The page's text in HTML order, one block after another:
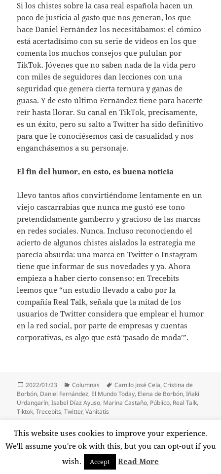
Si los chistes sobre la casa real española hacen un
poco de justicia al gasto que nos generan, los que
hace Daniel Fernández los necesitábamos: el cómico
está acertadísimo con su serie de vídeos en los que
comenta los muchos consejos que pululan por
TikTok. Jóvenes que no saben nada de la vida pero
con miles de seguidores dan lecciones con una
seguridad que genera cierta ternura y ganas de
guasa. Y de esto último Fernández tiene para hacerte
reír hasta llorar. Su canal en TikTok, precisamente,
es un éxito, pero su salto a Twitter ha sido definitivo
para que le conociésemos casi de casualidad y nos
enganchásemos a su personaje.
El fin del humor, en esto, es buena noticia
Llevo tantos años convirtiéndome lentamente en un
viejo cascarrabias que nunca me gustó ese tono
pretendidamente gamberro y gracioso de las marcas
en redes sociales. Nunca. Incluso reconociendo el
acierto de algunos chistes aislados la estrategia me
parecía absurda: una marca en Twitter o Instagram
tiene que informar de sus novedades y ya. Ahora
empieza a haber cierto consenso: en Trecebits
leemos que “un estudio llevado a cabo por la
compañía Real Talk, señala que la mitad de los
usuarios de Twitter considera que emplear el humor
en la red social, por parte de empresas y cuentas
corporativas, es algo que está ‘pasado de moda’”.
Publicado
el
2022/01/23 Categorías
Columnas Etiquetas
Camilo José Cela,Cristina de
Borbón, Daniel Fernández, El Mundo Today, Elena de Borbón,Iñaki
Urdangarín,Isabel Díaz Ayuso, Marina Castaño, Público, Real Talk,
Tiktok,Trecebits,Twitter,Vanitatis
Paginación
de
PÁGINA1
Funciona gracias a WordPress
This website uses cookies to improve your experience.
We'll assume you're ok with this, but you can opt-out if you
wish.
Accept Read More